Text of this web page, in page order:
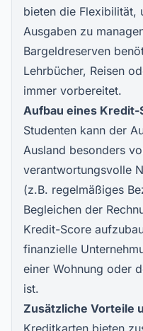
bieten die Flexibilität,
Ausgaben zu
Bargeldreserven
Lehrbücher, Reisen
immer vorbereitet.
Aufbau eines Kredit-
Studenten kann der
Ausland besonders
verantwortungsvolle
(z.B. regelmäßiges
Begleichen der
Kredit-Score
finanzielle
einer Wohnung oder
ist.
Zusätzliche Vorteile
Kreditkarten bieten